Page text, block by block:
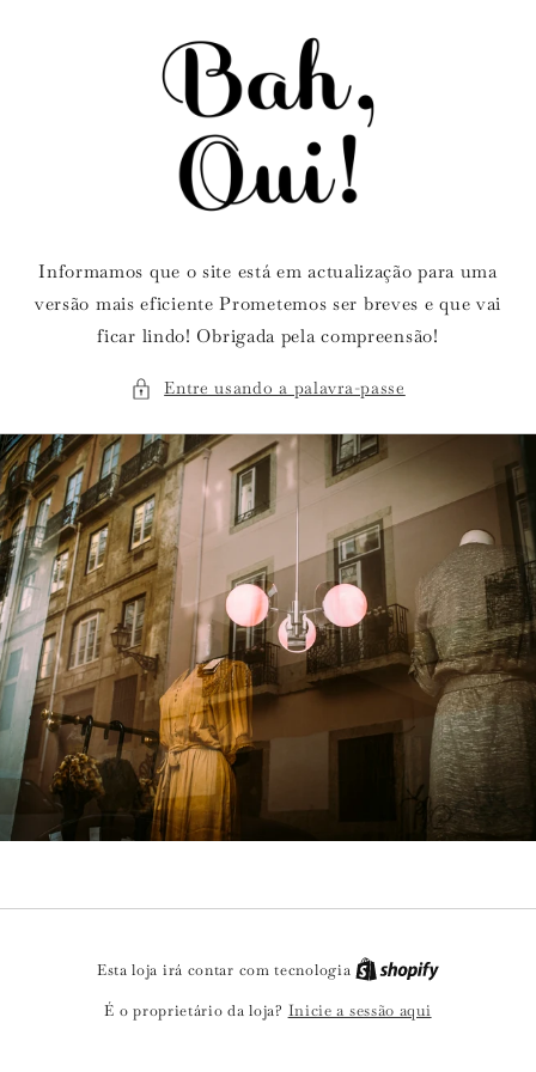
Informamos que o site está em actualização para uma
versão mais eficiente Prometemos ser breves e que vai
ficar lindo! Obrigada pela compreensão!
Entre usando a palavra-passe
Esta loja irá contar com tecnologia
É o proprietário da loja? Inicie a sessão aqui